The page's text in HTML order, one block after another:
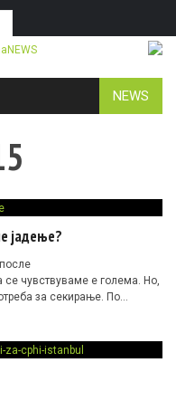
NEWS
јадење?
се чувствуваме е голема. Но,
за секирање. По…